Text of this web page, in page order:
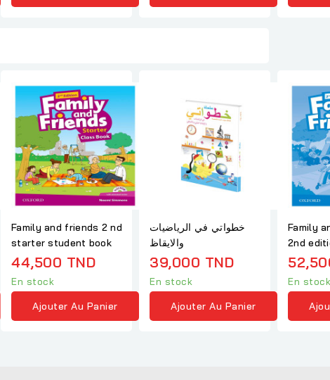
Family and friends 2 nd
starter student book
44,500 TND
En stock
Ajouter Au Panier
خطواتي في الرياضيات
والايقاظ
39,000 TND
En stock
Ajouter Au Panier
Family
2nd
practice
En stock